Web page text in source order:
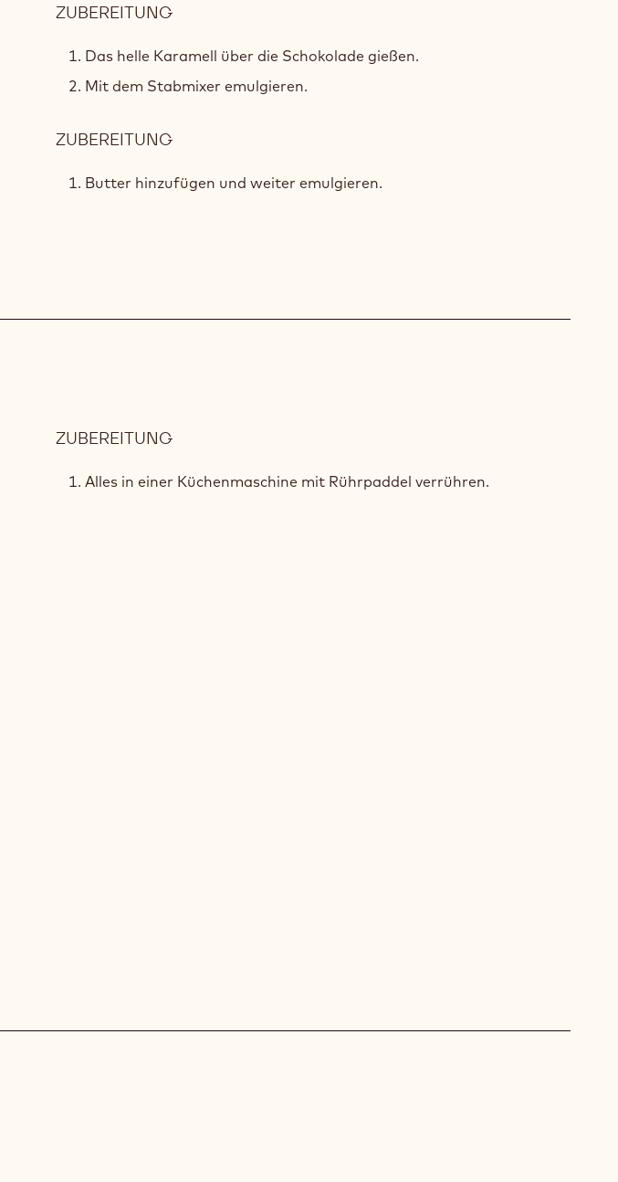
ZUBEREITUNG:
AUS
DUNKLER
SCHOKOLADE
Das helle Karamell über die Schokolade gießen.
Mit dem Stabmixer emulgieren.
ZUBEREITUNG:
AUS
Butter hinzufügen und weiter emulgieren.
ZUBEREITUNG:
KAKAOKEKS
Alles in einer Küchenmaschine mit Rührpaddel verrühren.